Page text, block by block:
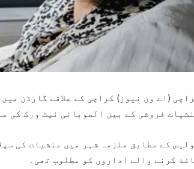
(اے ون نیوز) کراچی کے علاقے گارڈن
فروشی کے بین الصوبائی نیٹ ورک کی
کے مطابق ملزمہ شہر میں منشیات کی
کرنے والے اداروں کو مطلوب تھی۔